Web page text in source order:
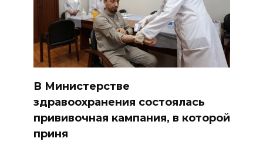
В Министерстве
здравоохранения состоялась
прививочная кампания, в которой
приня